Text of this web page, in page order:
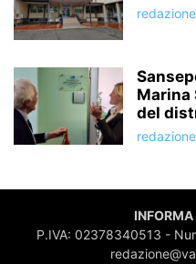
redazione
Marina
del
redazione
INFORMA
P.IVA: 02378340513 -